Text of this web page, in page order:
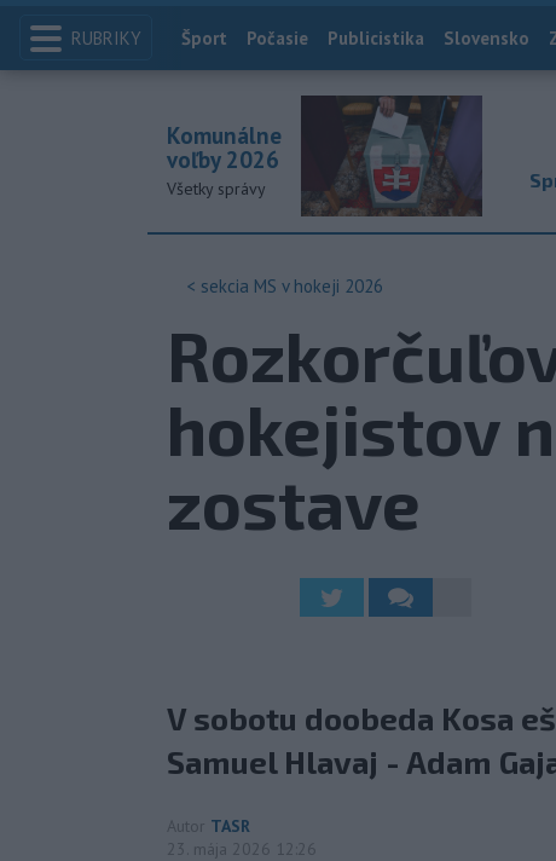
RUBRIKY Index
Šport Počasie Publicistika Slovensko
Komunálne
voľby 2026
Všetky správy
< sekcia MS v hokeji 2026
hokejistov
zostave
V sobotu doobeda Kosa
Samuel Hlavaj - Adam
Autor TASR
23. mája 2026 12:26